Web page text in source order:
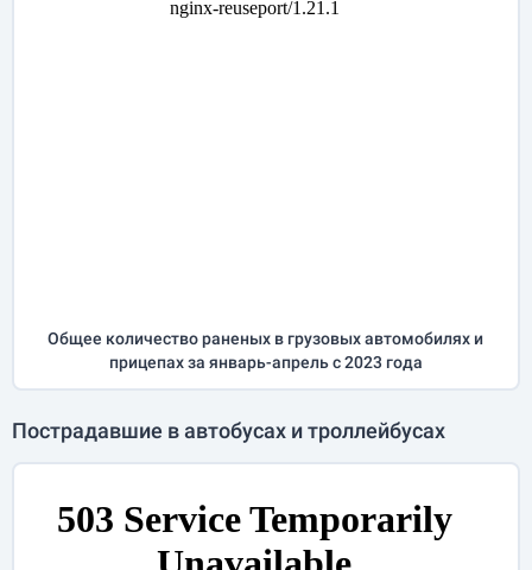
Общее количество раненых в грузовых автомобилях и
прицепах за январь-апрельс 2023 года
Пострадавшие в автобусах и троллейбусах